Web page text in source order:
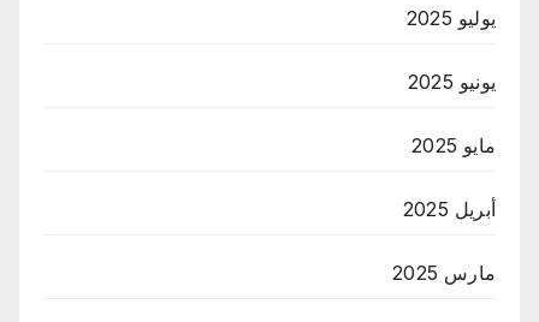
يوليو 2025
يونيو 2025
مايو 2025
أبريل 2025
مارس 2025